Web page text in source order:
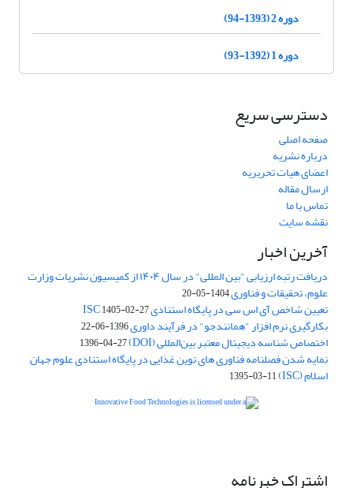
دوره 2 (1393-94)
دوره 1 (1392-93)
دسترسی سریع
صفحه اصلی
درباره نشریه
اعضای هیات تحریریه
ارسال مقاله
تماس با ما
نقشه سایت
آخرین اخبار
دریافت رتبه ارزیابی "بین المللی" در سال ۱۴۰۴ از کمیسیون نشریات وزارت
علوم، تحقیقات و فناوری1404-05-20
تعیین شاخص آی اس سی در پایگاه استنادی ISC1405-02-27
بکارگیری نرم افزار "همانندجو" در فرآیند داوری1396-06-22
اختصاص شناسه دیجیتال معتبر بین‌المللی (DOI) 1396-04-27
نمایه شدن فصلنامه فناوری های نوین غذایی در پایگاه استنادی علوم جهان
اسلام (ISC) 1395-03-11
اشتراک خبرنامه